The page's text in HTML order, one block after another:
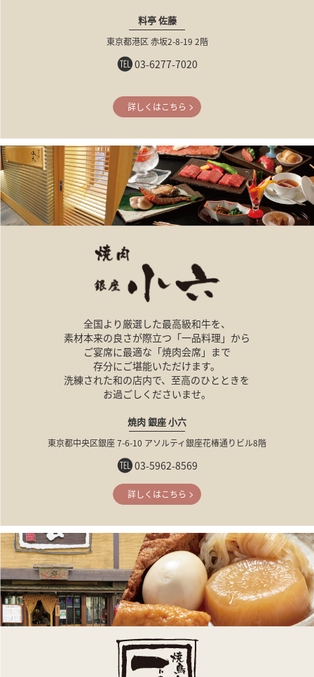
料亭 佐藤
東京都港区 赤坂2-8-19 2階
03-6277-7020
詳しくはこちら
全国より厳選した最高級和牛を、
素材本来の良さが際立つ「一品料理」から
ご宴席に最適な「焼肉会席」まで
存分にご堪能いただけます。
洗練された和の店内で、至高のひとときを
お過ごしくださいませ。
焼肉 銀座 小六
東京都中央区銀座 7-6-10 アソルティ銀座花椿通りビル8階
03-5962-8569
詳しくはこちら